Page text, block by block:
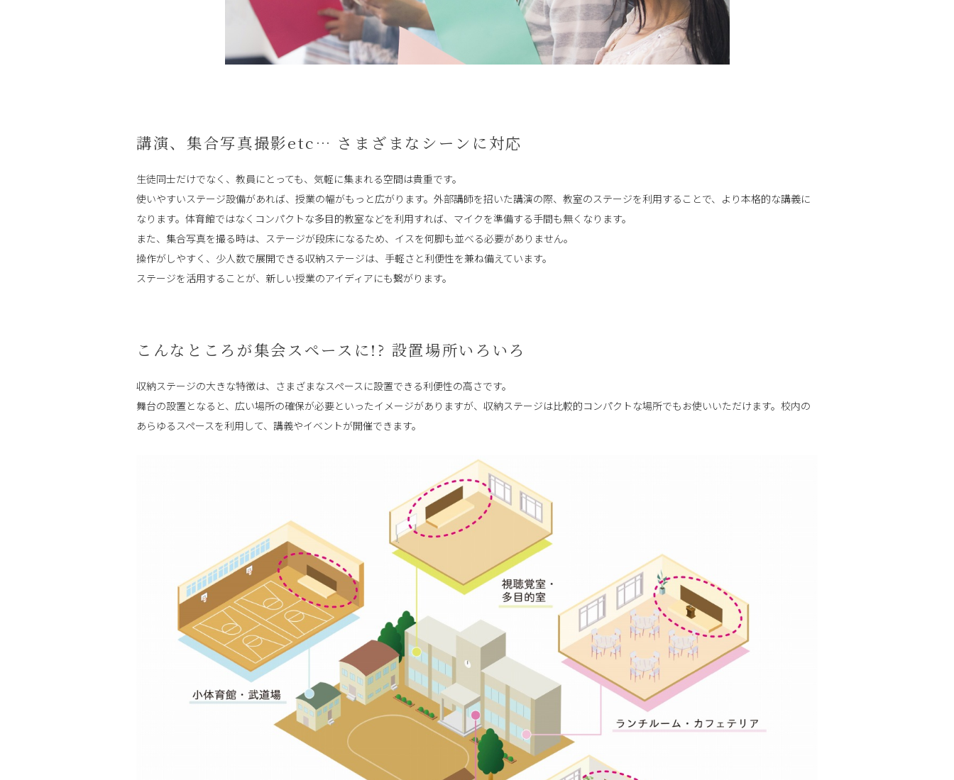
講演、集合写真撮影etc… さまざまなシーンに対応
生徒同士だけでなく、教員にとっても、気軽に集まれる空間は貴重です。
使いやすいステージ設備があれば、授業の幅がもっと広がります。外部講師を招いた講演の際、教室のステージを利用することで、より本格的な講義に
なります。体育館ではなくコンパクトな多目的教室などを利用すれば、マイクを準備する手間も無くなります。
また、集合写真を撮る時は、ステージが段床になるため、イスを何脚も並べる必要がありません。
操作がしやすく、少人数で展開できる収納ステージは、手軽さと利便性を兼ね備えています。
ステージを活用することが、新しい授業のアイディアにも繋がります。
こんなところが集会スペースに!? 設置場所いろいろ
収納ステージの大きな特徴は、さまざまなスペースに設置できる利便性の高さです。
舞台の設置となると、広い場所の確保が必要といったイメージがありますが、収納ステージは比較的コンパクトな場所でもお使いいただけます。校内の
あらゆるスペースを利用して、講義やイベントが開催できます。